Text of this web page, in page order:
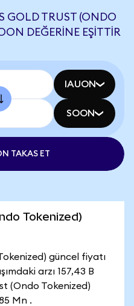
GOLD TRUST (ONDO
DEĞERINE EŞITTIR
IAUON
SOON
TAKAS ET
Tokenized)
güncel fiyatı
arzı 157,43 B
(Ondo Tokenized)
Mn .